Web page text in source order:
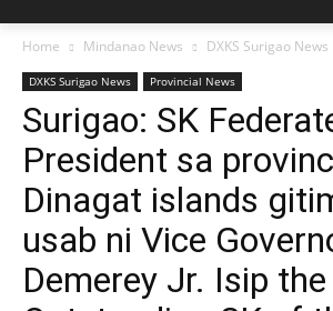
Home Mindanao News DXKS Surigao News
DXKS Surigao News Provincial News
Surigao: SK
President sa
Dinagat islands
usab ni Vice
Demerey Jr. Isip